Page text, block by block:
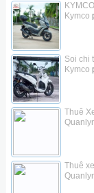
Kymco
Soi chi
Kymco
Thuê
Thuê